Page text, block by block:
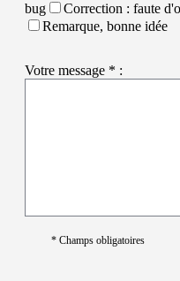
bug
Correction : faute
Remarque, bonne idée
Votre message * :
* Champs obligatoires